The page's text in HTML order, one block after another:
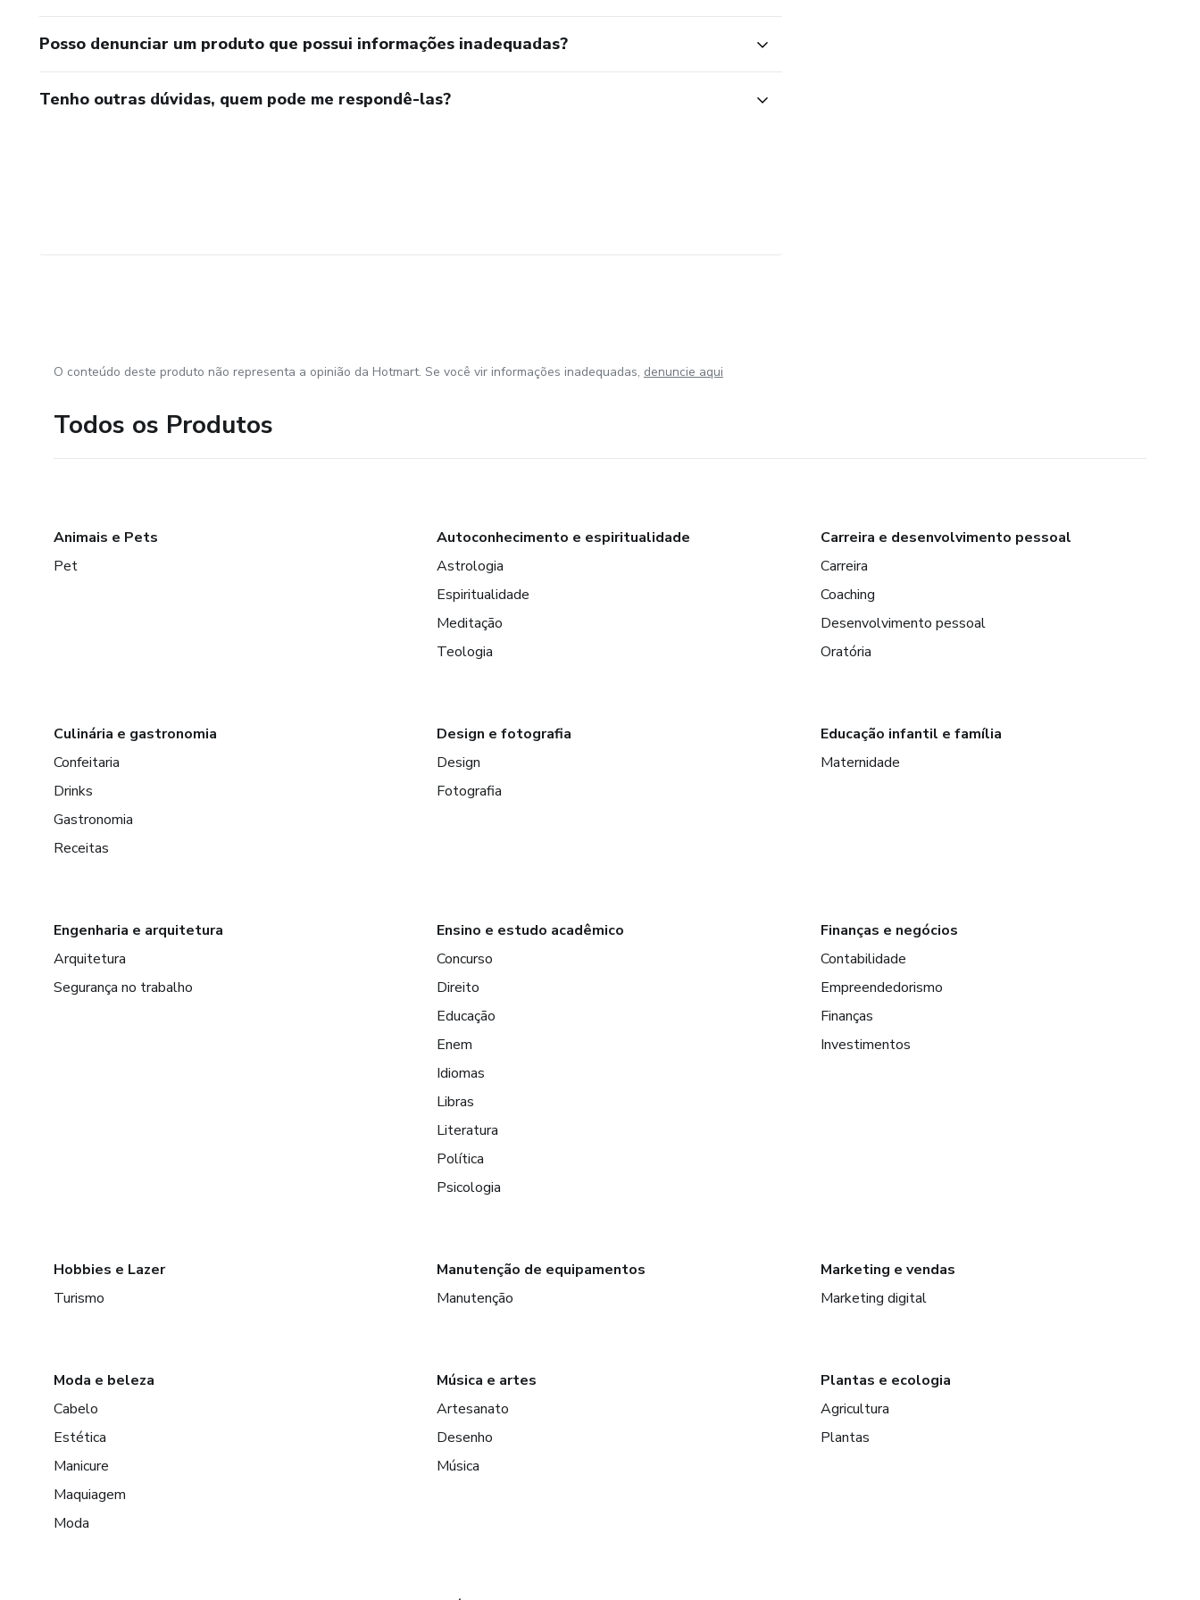
Posso denunciar um produto que possui informações inadequadas?
Tenho outras dúvidas, quem pode me respondê-las?
O conteúdo deste produto não representa a opinião da Hotmart. Se você vir informações inadequadas, denuncie aqui
Todos os Produtos
Animais e Pets
Pet
Autoconhecimento e espiritualidade
Astrologia
Espiritualidade
Meditação
Teologia
Carreira e desenvolvimento pessoal
Carreira
Coaching
Desenvolvimento pessoal
Oratória
Culinária e gastronomia
Confeitaria
Drinks
Gastronomia
Receitas
Design e fotografia
Design
Fotografia
Educação infantil e família
Maternidade
Engenharia e arquitetura
Arquitetura
Segurança no trabalho
Ensino e estudo acadêmico
Concurso
Direito
Educação
Enem
Idiomas
Libras
Literatura
Política
Psicologia
Finanças e negócios
Contabilidade
Empreendedorismo
Finanças
Investimentos
Hobbies e Lazer
Turismo
Manutenção de equipamentos
Manutenção
Marketing e vendas
Marketing digital
Moda e beleza
Cabelo
Estética
Manicure
Maquiagem
Moda
Música e artes
Artesanato
Desenho
Música
Plantas e ecologia
Agricultura
Plantas